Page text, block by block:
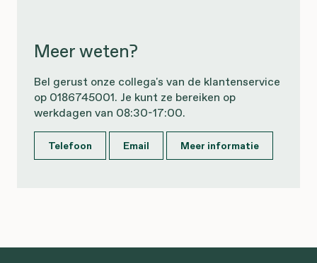
Meer weten?
Bel gerust onze collega's van de klantenservice
op 0186745001. Je kunt ze bereiken op
werkdagen van 08:30-17:00.
Telefoon Email Meer informatie